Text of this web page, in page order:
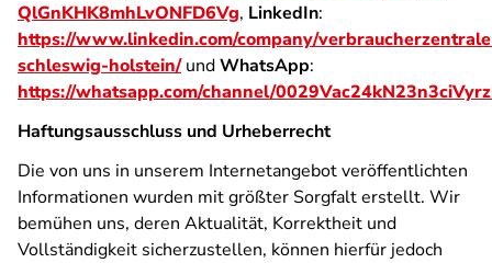
QlGnKHK8mhLvONFD6Vg, LinkedIn:
https://www.linkedin.com/company/
schleswig-holstein/undWhatsApp:
https://whatsapp.com/channel/
Haftungsausschluss und Urheberrecht
Die von uns in unserem Internetangebot veröffentlichten
Informationen wurden mit größter Sorgfalt erstellt. Wir
bemühen uns, deren Aktualität, Korrektheit und
Vollständigkeit sicherzustellen, können hierfür jedoch